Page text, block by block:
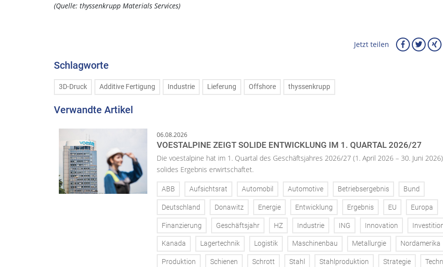
(Quelle: thyssenkrupp Materials Services)
Jetzt teilen
Schlagworte
3D-Druck Additive Fertigung Industrie Lieferung Offshore thyssenkrupp
Verwandte Artikel
06.08.2026
VOESTALPINE ZEIGT SOLIDE ENTWICKLUNG IM 1. QUARTAL 2026/27
Die voestalpine hat im 1. Quartal des Geschäftsjahres 2026/27 (1. April 2026 – 30. Juni
solides Ergebnis erwirtschaftet.
ABB Aufsichtsrat Automobil Automotive Betriebsergebnis Bund
Deutschland Donawitz Energie Entwicklung Ergebnis EU Europa
Finanzierung Geschäftsjahr HZ Industrie ING Innovation
Kanada Lagertechnik Logistik Maschinenbau Metallurgie Nordamerika
Produktion Schienen Schrott Stahl Stahlproduktion Strategie